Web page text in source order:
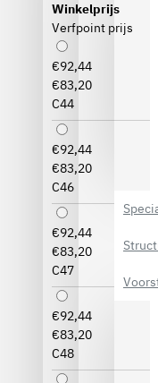
Winkelprijs
Verfpoint prijs
€92,44
€83,20
C44
€92,44
€83,20
C46
€92,44
€83,20
C47
€92,44
€83,20
C48